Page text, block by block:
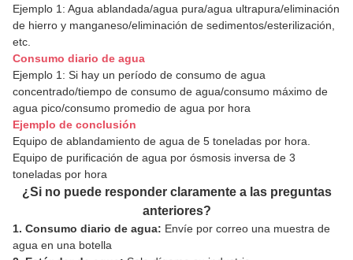
Ejemplo 1: Agua ablandada/agua pura/agua ultrapura/eliminación
de hierro y manganeso/eliminación de sedimentos/esterilización,
etc.
Consumo diario de agua
Ejemplo 1: Si hay un período de consumo de agua
concentrado/tiempo de consumo de agua/consumo máximo de
agua pico/consumo promedio de agua por hora
Ejemplo de conclusión
Equipo de ablandamiento de agua de 5 toneladas por hora.
Equipo de purificación de agua por ósmosis inversa de 3
toneladas por hora
¿Si no puede responder claramente a las preguntas
anteriores?
1. Consumo diario de agua: Envíe por correo una muestra de
agua en una botella